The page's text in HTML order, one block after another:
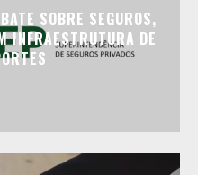
SOBRE SEGUROS,
INFRAESTRUTURA DE